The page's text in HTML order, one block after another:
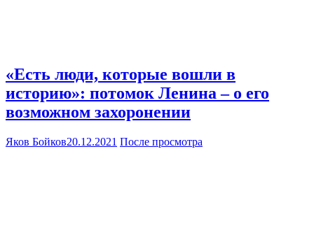
«Есть люди, которые вошли в
историю»: потомок Ленина – о его
возможном захоронении
Яков Бойков20.12.2021 После просмотра